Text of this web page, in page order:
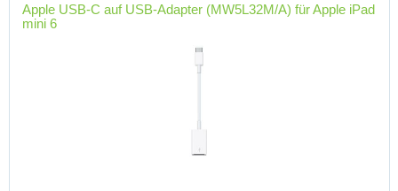
Apple USB-C auf USB-Adapter (MW5L32M/A) für Apple iPad
mini 6